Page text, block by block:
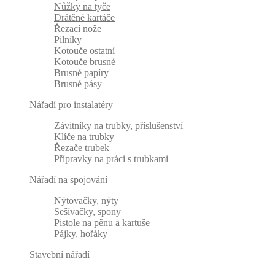
Nůžky na tyče
Drátěné kartáče
Řezací nože
Pilníky
Kotouče ostatní
Kotouče brusné
Brusné papíry
Brusné pásy
Nářadí pro instalatéry
Závitníky na trubky, příslušenství
Klíče na trubky
Řezače trubek
Přípravky na práci s trubkami
Nářadí na spojování
Nýtovačky, nýty
Sešívačky, spony
Pistole na pěnu a kartuše
Pájky, hořáky
Stavební nářadí